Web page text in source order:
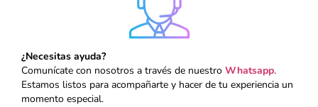
¿Necesitas ayuda?
Comunícate con nosotros a través de nuestro Whatsapp.
Estamos listos para acompañarte y hacer de tu experiencia un
momento especial.